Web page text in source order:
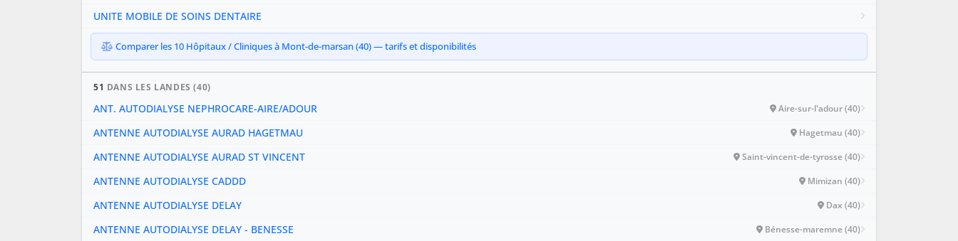
UNITE MOBILE DE SOINS DENTAIRE
Comparer les 10 Hôpitaux / Cliniques à Mont-de-marsan (40) — tarifs et disponibilités
51 DANS LES LANDES (40)
ANT. AUTODIALYSE NEPHROCARE-AIRE/ADOUR Aire-sur-l'adour (40)
ANTENNE AUTODIALYSE AURAD HAGETMAU Hagetmau (40)
ANTENNE AUTODIALYSE AURAD ST VINCENT Saint-vincent-de-tyrosse (40)
ANTENNE AUTODIALYSE CADDD Mimizan (40)
ANTENNE AUTODIALYSE DELAY Dax (40)
ANTENNE AUTODIALYSE DELAY - BENESSE Bénesse-maremne (40)